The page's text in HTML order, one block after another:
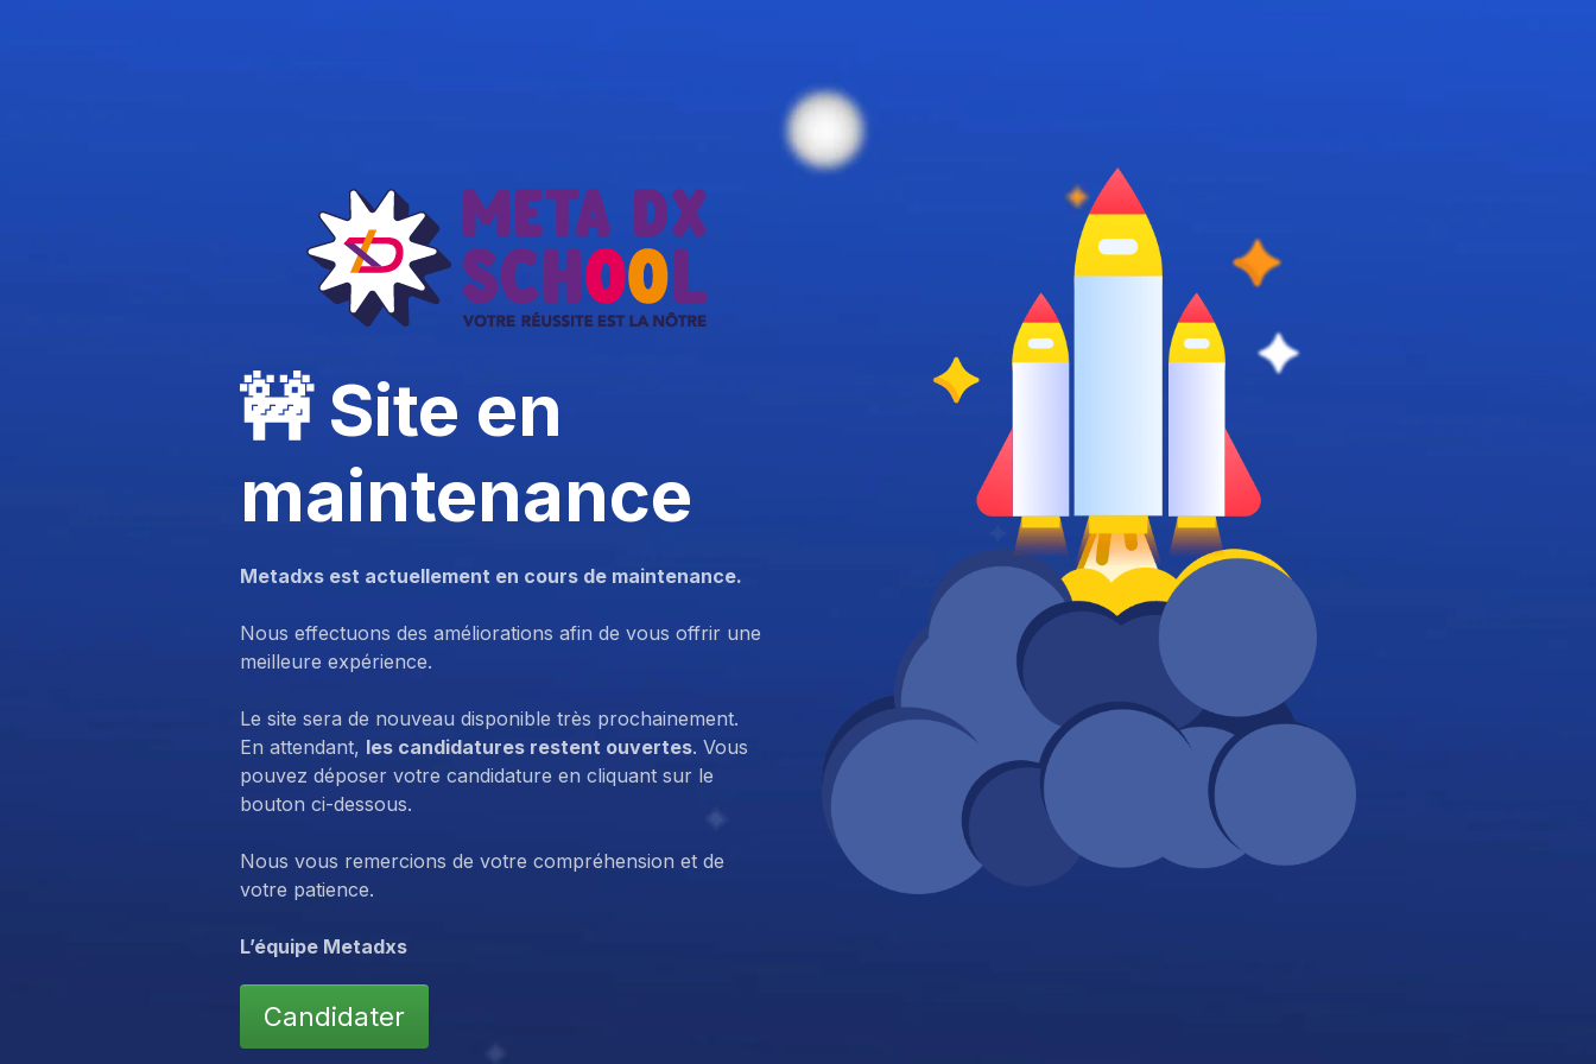
🚧 Site en
maintenance
Metadxs est actuellement en cours de maintenance.
Nous effectuons des améliorations afin de vous offrir une
meilleure expérience.
Le site sera de nouveau disponible très prochainement.
En attendant, les candidatures restent ouvertes. Vous
pouvez déposer votre candidature en cliquant sur le
bouton ci-dessous.
Nous vous remercions de votre compréhension et de
votre patience.
L’équipe Metadxs
Candidater